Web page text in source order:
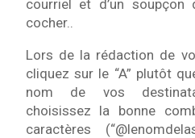
courriel et d’un soupçon
cocher..
Lors de la rédaction de
cliquez sur le “A” plutôt
nom de vos
choisissez la bonne
caractères